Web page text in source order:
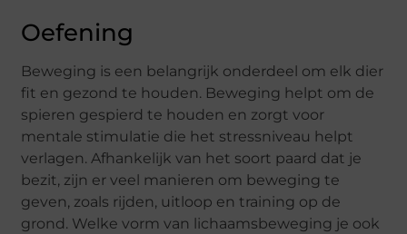
Oefening
Beweging is een belangrijk onderdeel om elk dier
fit en gezond te houden. Beweging helpt om de
spieren gespierd te houden en zorgt voor
mentale stimulatie die het stressniveau helpt
verlagen. Afhankelijk van het soort paard dat je
bezit, zijn er veel manieren om beweging te
geven, zoals rijden, uitloop en training op de
grond. Welke vorm van lichaamsbeweging je ook